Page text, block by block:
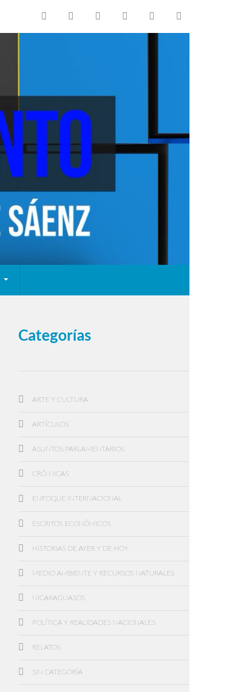
Categorías
ARTE Y CULTURA
ARTÍCULOS
ASUNTOS PARLAMENTARIOS
CRÓ-NICAS
ENFOQUE INTERNACIONAL
ESCRITOS ECONÓMICOS
HISTORIAS DE AYER Y DE HOY
MEDIO AMBIENTE Y RECURSOS NATURALES
NICARAGUASOS
POLÍTICA Y REALIDADES NACIONALES
RELATOS
SIN CATEGORÍA